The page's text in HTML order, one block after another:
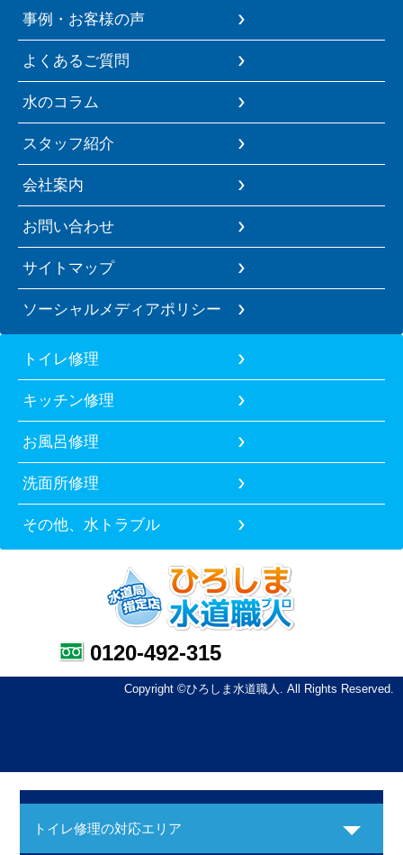
事例・お客様の声
よくあるご質問
水のコラム
スタッフ紹介
会社案内
お問い合わせ
サイトマップ
ソーシャルメディアポリシー
トイレ修理
キッチン修理
お風呂修理
洗面所修理
その他、水トラブル
0120-492-315
Copyright ©ひろしま水道職人. All Rights Reserved.
トイレ修理の対応エリア